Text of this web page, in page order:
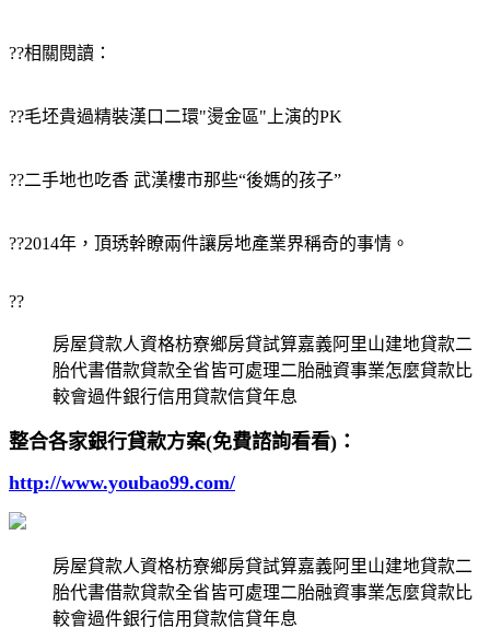
??相關閱讀：
??毛坯貴過精裝漢口二環"燙金區"上演的PK
??二手地也吃香 武漢樓市那些“後媽的孩子”
??2014年，頂琇幹瞭兩件讓房地產業界稱奇的事情。
??
房屋貸款人資格枋寮鄉房貸試算嘉義阿里山建地貸款二
胎代書借款貸款全省皆可處理二胎融資事業怎麼貸款比
較會過件銀行信用貸款信貸年息
整合各家銀行貸款方案(免費諮詢看看)：
http://www.youbao99.com/
房屋貸款人資格枋寮鄉房貸試算嘉義阿里山建地貸款二
胎代書借款貸款全省皆可處理二胎融資事業怎麼貸款比
較會過件銀行信用貸款信貸年息